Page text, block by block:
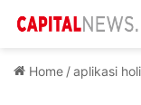
Home /aplikasi